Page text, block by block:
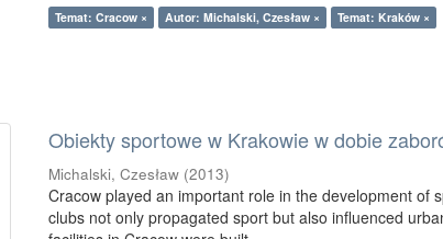
Temat: Cracow × Autor: Michalski, Czesław × Temat: Kraków ×
Obiekty sportowe w Krakowie w dobie
Michalski, Czesław (2013)
Cracow played an important role in the development of
clubs not only propagated sport but also influenced